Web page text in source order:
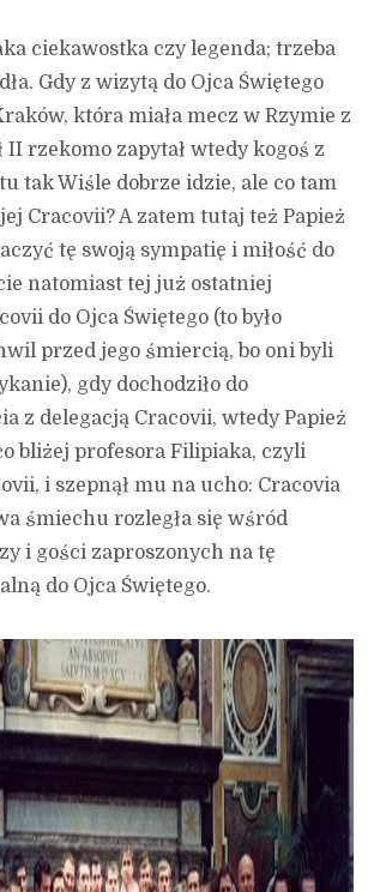
ciekawostka czy legenda; trzeba
Gdy z wizytą do Ojca Świętego
która miała mecz w Rzymie z
II rzekomo zapytał wtedy kogoś z
tak Wiśle dobrze idzie, ale co tam
Cracovii? A zatem tutaj też Papież
tę swoją sympatię i miłość do
natomiast tej już ostatniej
do Ojca Świętego (to było
przed jego śmiercią, bo oni byli
gdy dochodziło do
z delegacją Cracovii, wtedy Papież
bliżej profesora Filipiaka, czyli
i szepnął mu na ucho: Cracovia
śmiechu rozległa się wśród
i gości zaproszonych na tę
do Ojca Świętego.